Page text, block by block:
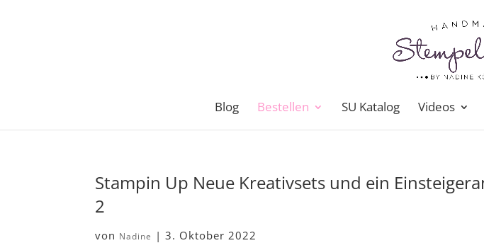
Blog Bestellen SU Katalog Videos
Stampin Up Neue Kreativsets und ein
2
von Nadine |3. Oktober 2022